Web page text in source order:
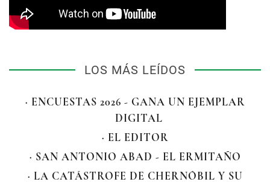
LOS MÁS LEÍDOS
· ENCUESTAS 2026 - GANA UN EJEMPLAR
DIGITAL
· EL EDITOR
· SAN ANTONIO ABAD - EL ERMITAÑO
· LA CATÁSTROFE DE CHERNÓBIL Y SU